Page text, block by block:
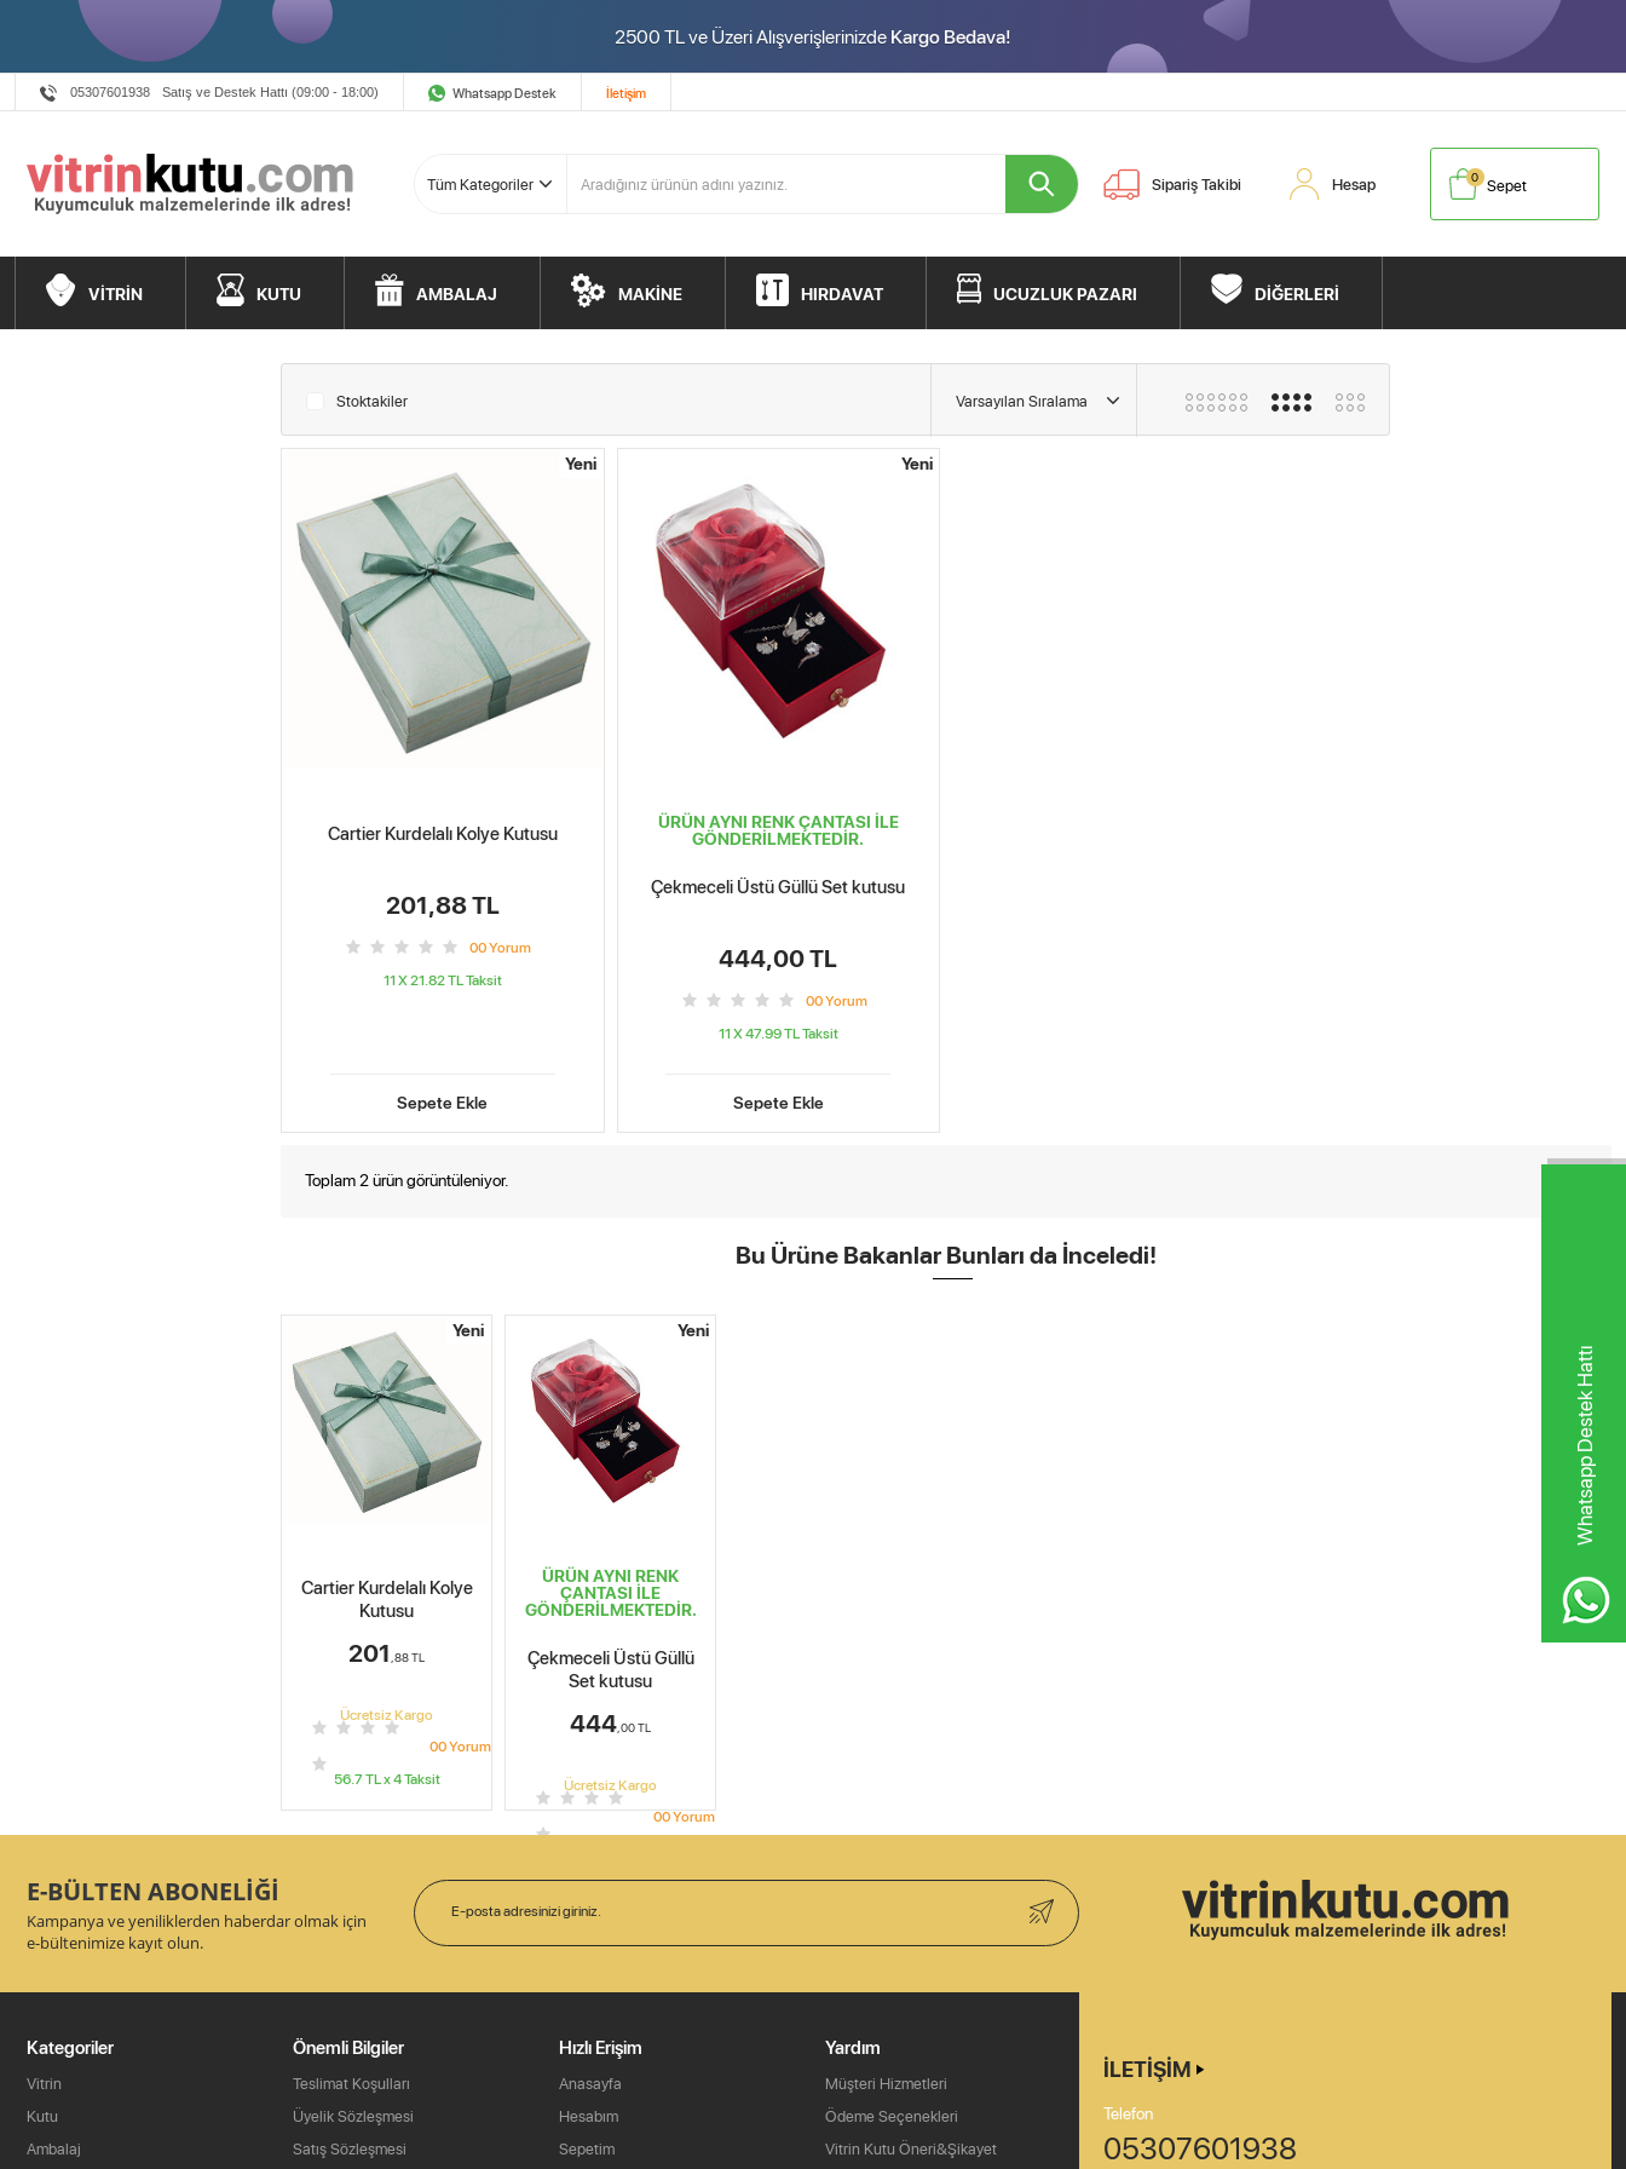
Whatsapp Destek Hattı
2500 TL ve Üzeri AlışverişlerinizdeKargo Bedava!
05307601938 Satış ve Destek Hattı (09:00 - 18:00) Whatsapp Destek İletişim
Sipariş Takibi Hesap Sepet
0
VİTRİN KUTU AMBALAJ MAKİNE HIRDAVAT UCUZLUK PAZARI DİĞERLERİ
Stoktakiler
Yeni
Cartier Kurdelalı Kolye Kutusu
201,88 TL
00Yorum
11 X 21.82 TLTaksit
Sepete Ekle
Yeni
ÜRÜN AYNI RENK ÇANTASI İLE
GÖNDERİLMEKTEDİR.
Çekmeceli Üstü Güllü Set kutusu
444,00 TL
00Yorum
11 X 47.99 TLTaksit
Sepete Ekle
Toplam 2 ürün görüntüleniyor.
Bu Ürüne Bakanlar Bunları da İnceledi!
Yeni
Cartier Kurdelalı Kolye
Kutusu
201 ,88TL
Ücretsiz Kargo
00Yorum
56.7TL x4Taksit
Yeni
ÜRÜN AYNI RENK
ÇANTASI İLE
GÖNDERİLMEKTEDİR.
Çekmeceli Üstü Güllü
Set kutusu
444,00TL
Ücretsiz Kargo
00Yorum
E-BÜLTEN ABONELİĞİ
Kampanya ve yeniliklerden haberdar olmak için
e-bültenimize kayıt olun.
Kategoriler
Vitrin
Kutu
Ambalaj
Önemli Bilgiler
Teslimat Koşulları
Üyelik Sözleşmesi
Satış Sözleşmesi
Hızlı Erişim
Anasayfa
Hesabım
Sepetim
Yardım
Müşteri Hizmetleri
Ödeme Seçenekleri
Vitrin Kutu Öneri&Şikayet
İLETIŞIM
Telefon
05307601938